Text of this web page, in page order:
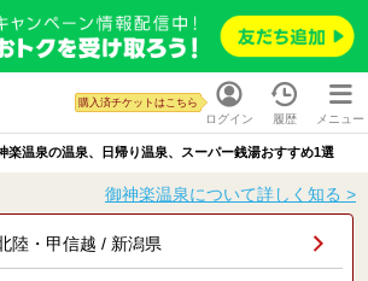
ログイン
購入済チケットはこちら
履歴 メニュー
楽温泉の温泉、日帰り温泉、スーパー銭湯おすすめ1選
御神楽温泉について詳しく知る >
陸・甲信越 / 新潟県